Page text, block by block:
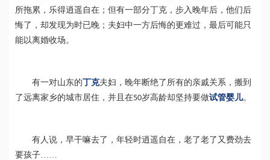
所拖累，乐得逍遥自在；但有一部分丁克，步入晚年后，他们后
悔了，却发现为时已晚；夫妇中一方后悔的更难过，最后可能只
能以离婚收场。
有一对山东的丁克夫妇，晚年断绝了所有的亲戚关系，搬到
了远离家乡的城市居住，并且在50岁高龄却坚持要做试管婴儿。
有人说，早干嘛去了，年轻时逍遥自在，老了老了又费劲去
要孩子……